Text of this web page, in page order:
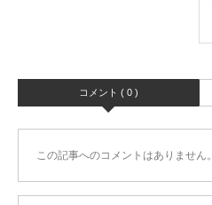
コメント ( 0 )
この記事へのコメントはありません。